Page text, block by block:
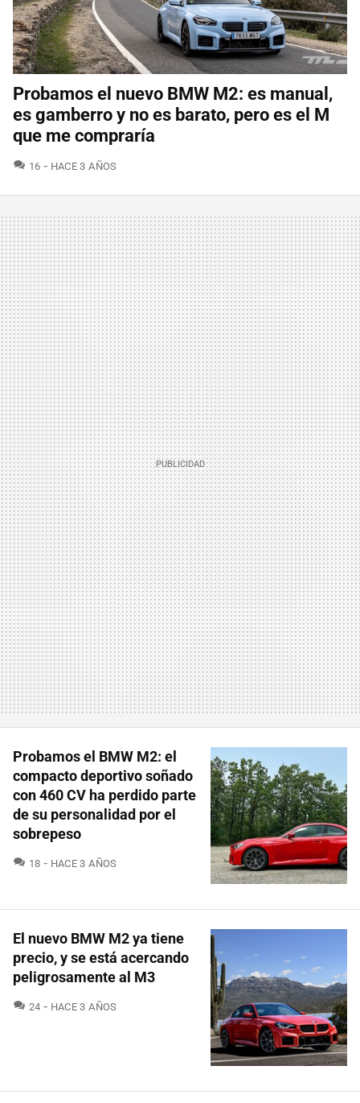
Probamos el nuevo BMW M2: es manual,
es gamberro y no es barato, pero es el M
que me compraría
16 COMENTARIOS
HACE 3 AÑOS
Probamos el BMW M2: el
compacto deportivo soñado
con 460 CV ha perdido parte
de su personalidad por el
sobrepeso
18 COMENTARIOS
HACE 3 AÑOS
El nuevo BMW M2 ya tiene
precio, y se está acercando
peligrosamente al M3
24 COMENTARIOS
HACE 3 AÑOS